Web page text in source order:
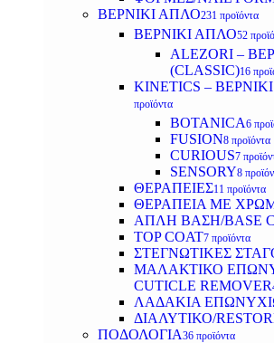
ΒΕΡΝΙΚΙ ΑΠΛΟ231 προϊόντα
ΒΕΡΝΙΚΙ ΑΠΛΟ52
ALEZORI –
(CLASSIC)16
KINETICS –
προϊόντα
BOTANICA6
FUSION8 προϊόντα
CURIOUS7
SENSORY8
ΘΕΡΑΠΕΙΕΣ11 προϊόντα
ΘΕΡΑΠΕΙΑ ΜΕ
ΑΠΛΗ ΒΑΣΗ/BASE
TOP COAT7 προϊόντα
ΣΤΕΓΝΩΤΙΚΕΣ
ΜΑΛΑΚΤΙΚΟ
CUTICLE REMOVER
ΛΑΔΑΚΙΑ
ΔΙΑΛΥΤΙΚΟ/
ΠΟΔΟΛΟΓΙΑ36 προϊόντα